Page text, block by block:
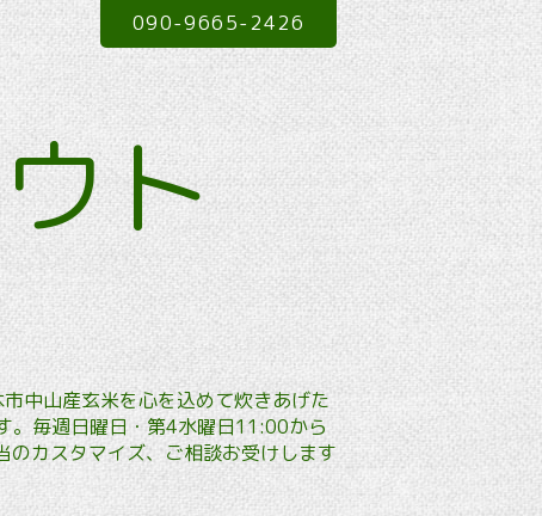
ウト
中山産玄米を心を込めて炊きあげた
。毎週日曜日・第4水曜日11:00から
カスタマイズ、ご相談お受けします
090-9665-2426